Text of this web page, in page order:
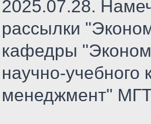
2025.07.28.
рассылки
кафедры
научно-
менеджмент"